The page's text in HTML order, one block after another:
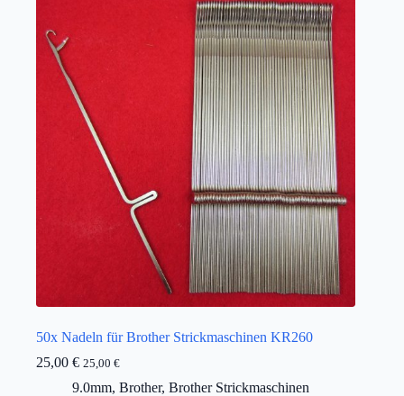
50x Nadeln für Brother Strickmaschinen KR260
25,00 € 25,00 €
9.0mm, Brother, Brother Strickmaschinen